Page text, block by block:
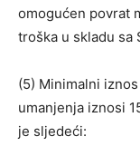
omogućen povrat
troška u skladu sa
(5) Minimalni
umanjenja iznosi
je sljedeći: